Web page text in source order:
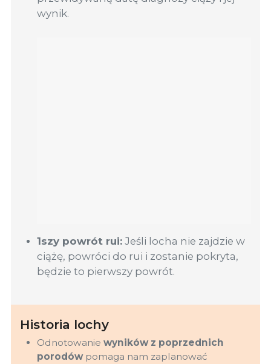
wynik.
1szy powrót rui: Jeśli locha nie zajdzie w
ciążę, powróci do rui i zostanie pokryta,
będzie to pierwszy powrót.
Historia lochy
Odnotowanie wyników z poprzednich
porodów pomaga nam zaplanować